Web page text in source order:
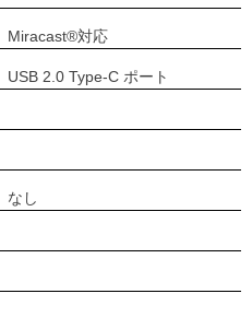
Miracast®対応
USB 2.0 Type-C ポート
なし